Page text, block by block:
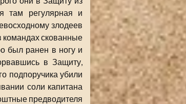
там регулярная и
злодеев
командах скованные
был ранен в ногу и
в Защиту,
подпоручика убили
соли капитана
предводителя